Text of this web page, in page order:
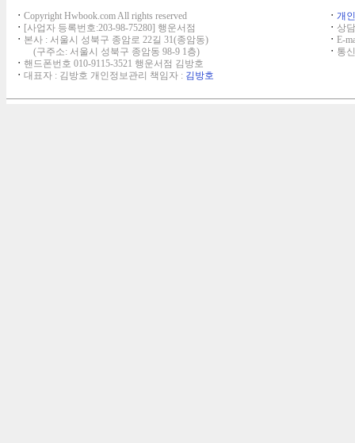
ㆍ Copyright Hwbook.com All rights reserved
ㆍ [사업자 등록번호:203-98-75280] 행운서점
ㆍ 본사 : 서울시 성북구 종암로 22길 31(종암동)
(구주소: 서울시 성북구 종암동 98-9 1층)
ㆍ 핸드폰번호 010-9115-3521 행운서점 김방호
ㆍ 대표자 : 김방호 개인정보관리 책임자 : 김방호
ㆍ 개
ㆍ 상
ㆍ E-
ㆍ 통